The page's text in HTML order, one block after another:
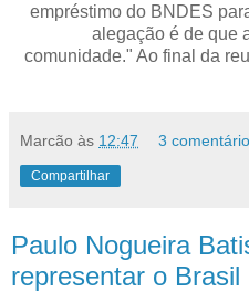
empréstimo do BNDES
alegação é de que
comunidade." Ao final da
Marcão às 12:47 3
Compartilhar
Paulo Nogueira
representar o Brasil